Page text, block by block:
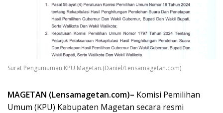
Surat Pengumuman KPU Magetan.(Daniel/Lensamagetan.com)
MAGETAN (Lensamagetan.com)– Komisi Pemilihan
Umum (KPU) Kabupaten Magetan secara resmi